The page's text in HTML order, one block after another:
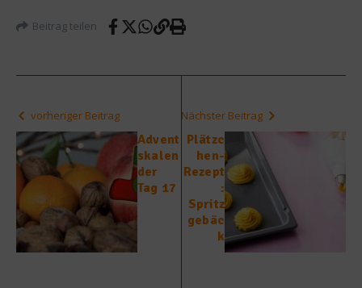
Beitrag teilen
vorheriger Beitrag
Advent
skalen
der
Tag 17
Nächster Beitrag
Plätzc
hen-
Rezept
:
Spritz
gebäc
k